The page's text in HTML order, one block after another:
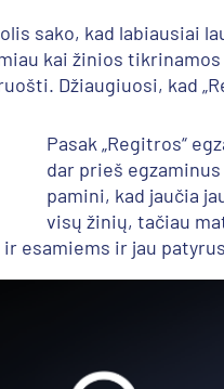
sako, kad labiausiai
kai žinios
Džiaugiuosi, kad
Pasak „Regitros“
dar prieš
pamini, kad jaučia
visų žinių, tačiau
esamiems ir jau